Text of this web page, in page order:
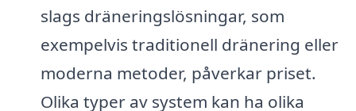
slags dräneringslösningar, som
exempelvis traditionell dränering eller
moderna metoder, påverkar priset.
Olika typer av system kan ha olika